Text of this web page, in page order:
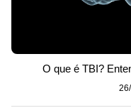
O que é TBI?